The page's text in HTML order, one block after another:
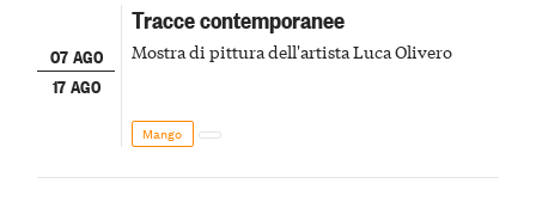
07 AGO
17 AGO
Tracce contemporanee
Mostra di pittura dell'artista Luca Olivero
Mango